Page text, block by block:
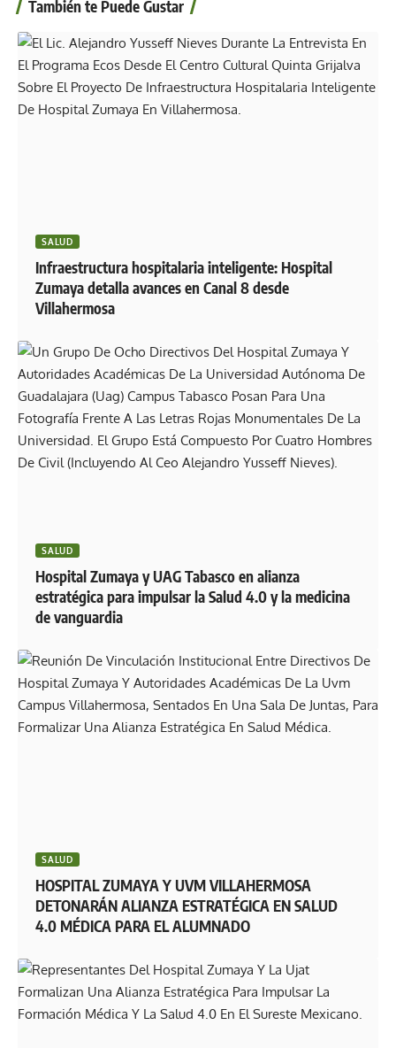
También te Puede Gustar
SALUD
Infraestructura hospitalaria inteligente: Hospital
Zumaya detalla avances en Canal 8 desde
Villahermosa
SALUD
Hospital Zumaya y UAG Tabasco en alianza
estratégica para impulsar la Salud 4.0 y la medicina
de vanguardia
SALUD
HOSPITAL ZUMAYA Y UVM VILLAHERMOSA
DETONARÁN ALIANZA ESTRATÉGICA EN SALUD
4.0 MÉDICA PARA EL ALUMNADO